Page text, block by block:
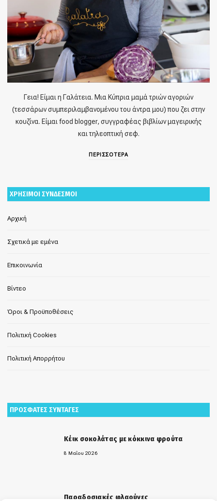
Γεια! Είμαι η Γαλάτεια. Μια Κύπρια μαμά τριών αγοριών
(τεσσάρων συμπεριλαμβανομένου του άντρα μου) που ζει στην
κουζίνα. Είμαι food blogger, συγγραφέας βιβλίων μαγειρικής
και τηλεοπτική σεφ.
ΠΕΡΙΣΣΟΤΕΡΑ
ΧΡΗΣΙΜΟΙ ΣΥΝΔΕΣΜΟΙ
Αρχική
Σχετικά με εμένα
Επικοινωνία
Βίντεο
Όροι & Προϋποθέσεις
Πολιτική Cookies
Πολιτική Απορρήτου
ΠΡΟΣΦΑΤΕΣ ΣΥΝΤΑΓΕΣ
Κέικ σοκολάτας με κόκκινα φρούτα
8 Μαΐου 2026
Παραδοσιακές φλαούνες